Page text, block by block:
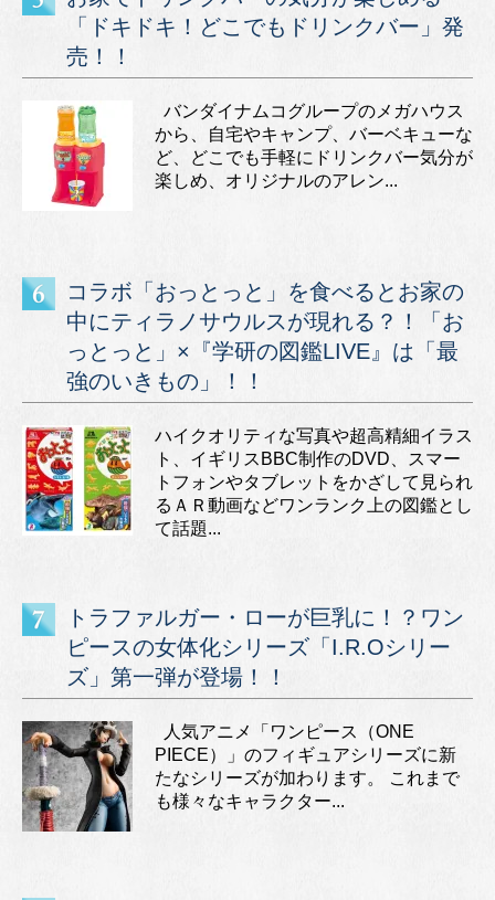
「ドキドキ！どこでもドリンクバー」発
売！！
バンダイナムコグループのメガハウス
から、自宅やキャンプ、バーベキューな
ど、どこでも手軽にドリンクバー気分が
楽しめ、オリジナルのアレン...
コラボ「おっとっと」を食べるとお家の
中にティラノサウルスが現れる？！「お
っとっと」×『学研の図鑑LIVE』は「最
強のいきもの」！！
ハイクオリティな写真や超高精細イラス
ト、イギリスBBC制作のDVD、スマー
トフォンやタブレットをかざして見られ
るＡＲ動画などワンランク上の図鑑とし
て話題...
トラファルガー・ローが巨乳に！？ワン
ピースの女体化シリーズ「I.R.Oシリー
ズ」第一弾が登場！！
人気アニメ「ワンピース（ONE
PIECE）」のフィギュアシリーズに新
たなシリーズが加わります。 これまで
も様々なキャラクター...